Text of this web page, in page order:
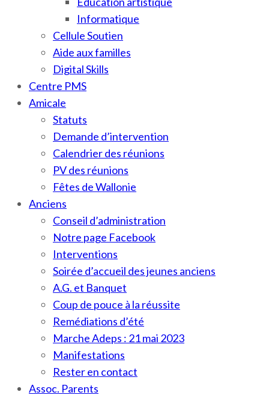
Informatique
Cellule Soutien
Aide aux familles
Digital Skills
Centre PMS
Amicale
Statuts
Demande d’intervention
Calendrier des réunions
PV des réunions
Fêtes de Wallonie
Anciens
Conseil d’administration
Notre page Facebook
Interventions
Soirée d’accueil des jeunes anciens
A.G. et Banquet
Coup de pouce à la réussite
Remédiations d’été
Marche Adeps : 21 mai 2023
Manifestations
Rester en contact
Assoc. Parents